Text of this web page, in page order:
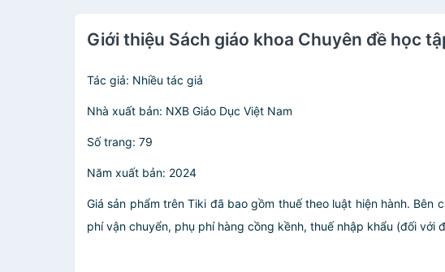
Giới thiệu Sách giáo khoa Chuyên đề học
Tác giả: Nhiều tác giả
Nhà xuất bản: NXB Giáo Dục Việt Nam
Số trang: 79
Năm xuất bản: 2024
Giá sản phẩm trên Tiki đã bao gồm thuế theo luật hiện hành.
phí vận chuyển, phụ phí hàng cồng kềnh, thuế nhập khẩu (đối